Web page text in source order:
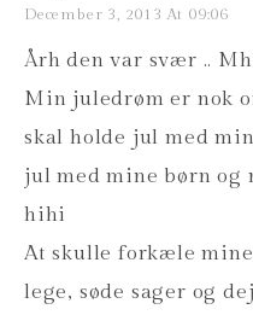
December 3, 2013 At 09:06
Årh den var svær ..
Min juledrøm er nok
skal holde jul med
jul med mine børn og
hihi
At skulle forkæle
lege, søde sager og